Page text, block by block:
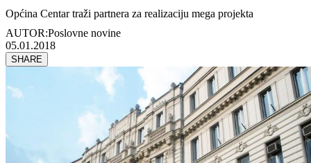
Općina Centar traži partnera za realizaciju mega projekta
AUTOR:Poslovne novine
05.01.2018
SHARE